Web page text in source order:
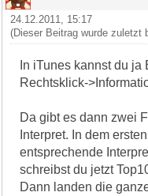
24.12.2011, 15:17
(Dieser Beitrag wurde zuletzt
In iTunes kannst du
Rechtsklick-
Da gibt es dann zwei
Interpret. In dem
entsprechende
schreibst du jetzt
Dann landen die